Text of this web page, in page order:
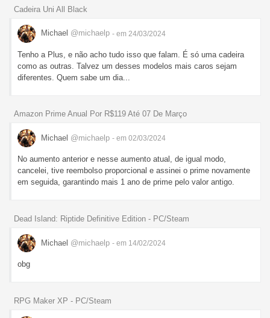
Cadeira Uni All Black
Michael @michaelp - em 24/03/2024
Tenho a Plus, e não acho tudo isso que falam. É só uma cadeira
como as outras. Talvez um desses modelos mais caros sejam
diferentes. Quem sabe um dia...
Amazon Prime Anual Por R$119 Até 07 De Março
Michael @michaelp - em 02/03/2024
No aumento anterior e nesse aumento atual, de igual modo,
cancelei, tive reembolso proporcional e assinei o prime novamente
em seguida, garantindo mais 1 ano de prime pelo valor antigo.
Dead Island: Riptide Definitive Edition - PC/Steam
Michael @michaelp - em 14/02/2024
obg
RPG Maker XP - PC/Steam